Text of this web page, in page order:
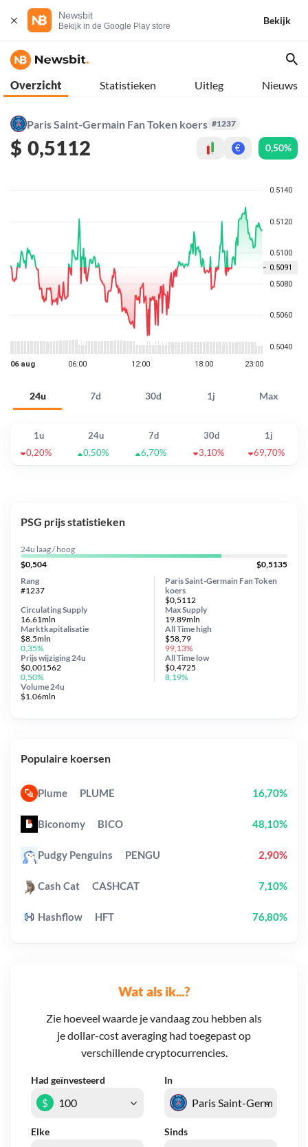
Newsbit
Bekijk in de Google Play store
Bekijk
Overzicht Statistieken Uitleg Nieuws
Paris Saint-Germain Fan Token koers #1237
$ 0,5112 € 0,50%
24u 7d 30d 1j Max
1u 24u 7d 30d
1j
0,20%
0,50% 6,70% 3,10% 69,70%
Wat als ik...?
Zie hoeveel waarde je vandaag zou hebben als
je dollar-cost averaging had toegepast op
verschillende cryptocurrencies.
Had geïnvesteerd In
Elke Sinds
$
PSG prijs statistieken
24u laag / hoog
$0,504
$0,5135
Paris Saint-Germain Fan Token
koers
$0,5112
Circulating Supply
16.61mln
Prijs wijziging 24u
$0,001562
0,50%
Max Supply
19.89mln
Marktkapitalisatie
$8.5mln
0,35%
Volume 24u
$1.06mln
Rang
#1237
All Timehigh
$58,79
99,13%
All Time low
$0,4725
8,19%
Populaire koersen
Plume PLUME 16,70%
Biconomy BICO 48,10%
Pudgy Penguins PENGU 2,90%
Cash Cat CASHCAT 7,10%
Hashflow HFT 76,80%